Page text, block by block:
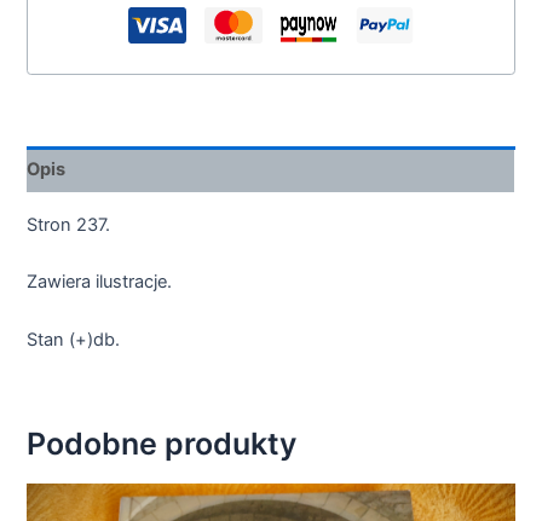
Opis
Stron 237.
Zawiera ilustracje.
Stan (+)db.
Podobne produkty